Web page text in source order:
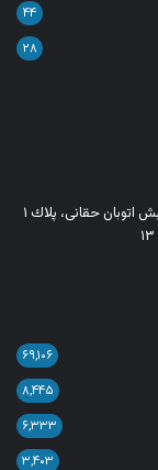
۴۴
۲۸
آدرس: تهران - خیابان میرداماد، خیابان مصدق جنوبی،نبش اتوبان حقانی، پلاك ١
۶۹,۱۰۶
۸,۴۴۵
۶,۳۳۳
۳,۴۰۳